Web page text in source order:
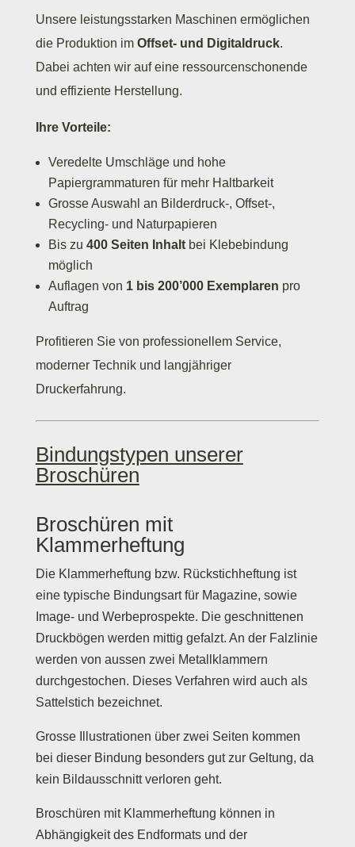
Unsere leistungsstarken Maschinen ermöglichen
die Produktion im Offset- und Digitaldruck.
Dabei achten wir auf eine ressourcenschonende
und effiziente Herstellung.
Ihre Vorteile:
Veredelte Umschläge und hohe
Papiergrammaturen für mehr Haltbarkeit
Grosse Auswahl an Bilderdruck-, Offset-,
Recycling- und Naturpapieren
Bis zu 400 Seiten Inhaltbei Klebebindung
möglich
Auflagen von 1 bis 200’000 Exemplaren pro
Auftrag
Profitieren Sie von professionellem Service,
moderner Technik und langjähriger
Druckerfahrung.
Bindungstypen unserer
Broschüren
Broschüren mit
Klammerheftung
Die Klammerheftung bzw. Rückstichheftung ist
eine typische Bindungsart für Magazine, sowie
Image- und Werbeprospekte. Die geschnittenen
Druckbögen werden mittig gefalzt. An der Falzlinie
werden von aussen zwei Metallklammern
durchgestochen. Dieses Verfahren wird auch als
Sattelstich bezeichnet.
Grosse Illustrationen über zwei Seiten kommen
bei dieser Bindung besonders gut zur Geltung, da
kein Bildausschnitt verloren geht.
Broschüren mit Klammerheftung können in
Abhängigkeit des Endformats und der